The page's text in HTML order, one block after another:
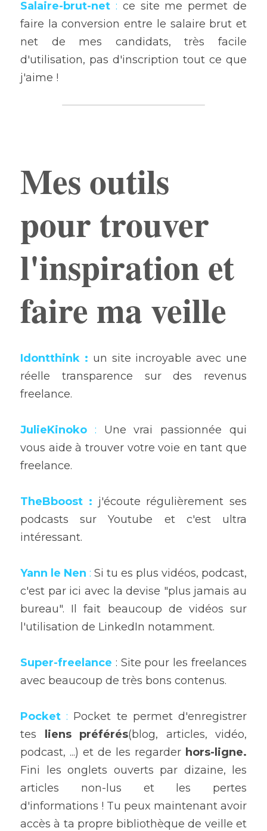
Salaire-brut-net : ce site me permet de
faire la conversion entre le salaire brut et
net de mes candidats, très facile
d'utilisation, pas d'inscription tout ce que
j'aime !
Mes outils
pour trouver
l'inspiration et
faire ma veille
Idontthink : un site incroyable avec une
réelle transparence sur des revenus
freelance.
JulieKinoko : Une vrai passionnée qui
vous aide à trouver votre voie en tant que
freelance.
TheBboost : j'écoute régulièrement ses
podcasts sur Youtube et c'est ultra
intéressant.
Yann le Nen : Si tu es plus vidéos, podcast,
c'est par ici avec la devise "plus jamais au
bureau". Il fait beaucoup de vidéos sur
l'utilisation de LinkedIn notamment.
Super-freelance : Site pour les freelances
avec beaucoup de très bons contenus.
Pocket : Pocket te permet d'enregistrer
tes liens préférés(blog, articles, vidéo,
podcast, ...) et de les regarder hors-ligne.
Fini les onglets ouverts par dizaine, les
articles non-lus et les pertes
d'informations ! Tu peux maintenant avoir
accès à ta propre bibliothèque de veille et